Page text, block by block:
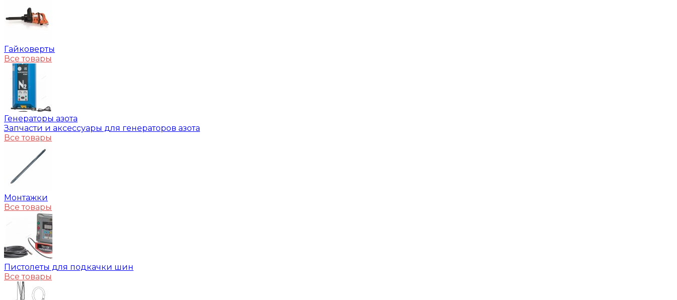
Гайковерты
Все товары
Генераторы азота
Запчасти и аксессуары для генераторов азота
Все товары
Монтажки
Все товары
Пистолеты для подкачки шин
Все товары